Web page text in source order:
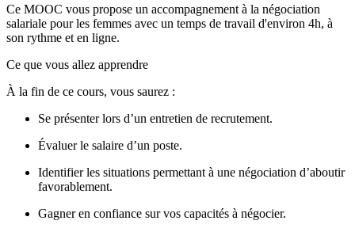
Ce MOOC vous propose un accompagnement à la négociation
salariale pour les femmes avec un temps de travail d'environ 4h, à
son rythme et en ligne.
Ce que vous allez apprendre
À la fin de ce cours, vous saurez :
Se présenter lors d’un entretien de recrutement.
Évaluer le salaire d’un poste.
Identifier les situations permettant à une négociation d’aboutir
favorablement.
Gagner en confiance sur vos capacités à négocier.